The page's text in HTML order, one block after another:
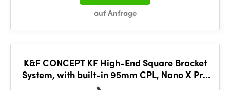
auf Anfrage
K&F CONCEPT KF High-End Square Bracket
System, with built-in 95mm CPL, Nano X Pro